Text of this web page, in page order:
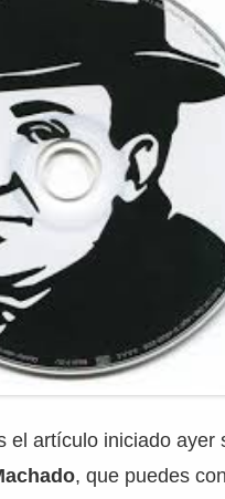
el artículo iniciado ayer
, que puedes